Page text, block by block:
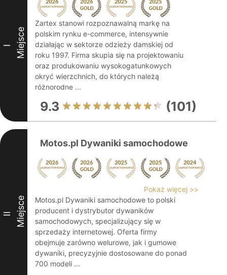
I Miejsce
Zartex stanowi rozpoznawalną markę na
polskim rynku e-commerce, intensywnie
działając w sektorze odzieży damskiej od
roku 1997. Firma skupia się na projektowaniu
oraz produkowaniu wysokogatunkowych
okryć wierzchnich, do których należą
różnorodne ...
9.3 (101)
II Miejsce
Motos.pl Dywaniki samochodowe
Pokaż więcej >>
Motos.pl Dywaniki samochodowe to polski
producent i dystrybutor dywaników
samochodowych, specjalizujący się w
sprzedaży internetowej. Oferta firmy
obejmuje zarówno welurowe, jak i gumowe
dywaniki, precyzyjnie dostosowane do ponad
700 modeli ...